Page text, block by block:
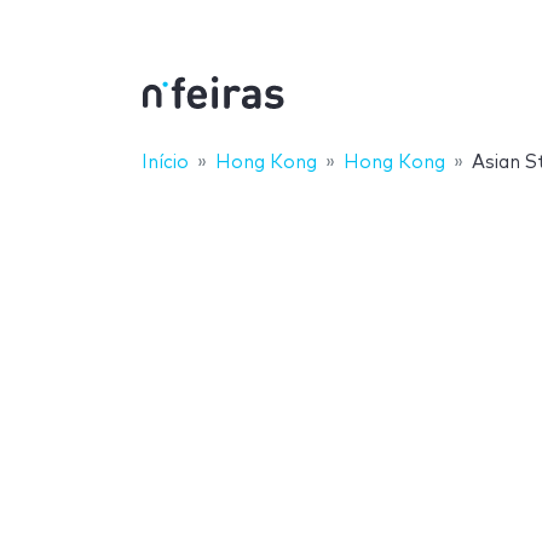
Início Hong Kong Hong Kong Asian